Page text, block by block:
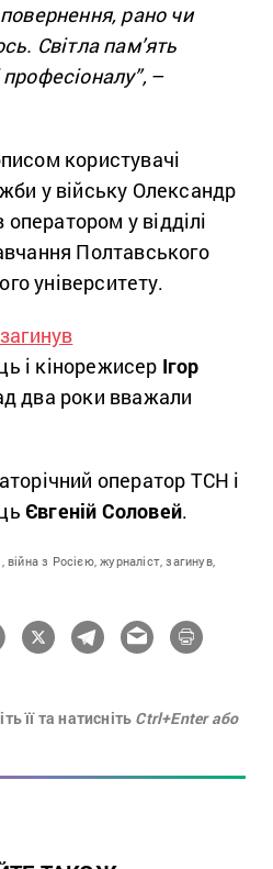
рано чи
Світла пам’ять
–
користувачі
у війську Олександр
у відділі
Полтавського
університету.
загинув
і кінорежисер Ігор
два роки вважали
оператор ТСН і
Євгеній Соловей.
війна з Росією, журналіст, загинув,
її та натисніть Ctrl+Enter або